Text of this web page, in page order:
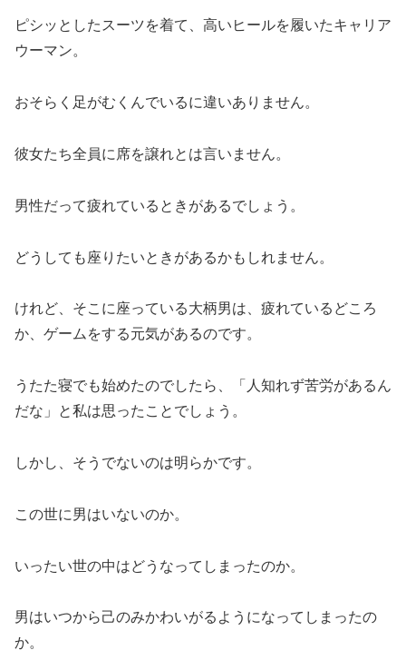
ピシッとしたスーツを着て、高いヒールを履いたキャリア
ウーマン。
おそらく足がむくんでいるに違いありません。
彼女たち全員に席を譲れとは言いません。
男性だって疲れているときがあるでしょう。
どうしても座りたいときがあるかもしれません。
けれど、そこに座っている大柄男は、疲れているどころ
か、ゲームをする元気があるのです。
うたた寝でも始めたのでしたら、「人知れず苦労があるん
だな」と私は思ったことでしょう。
しかし、そうでないのは明らかです。
この世に男はいないのか。
いったい世の中はどうなってしまったのか。
男はいつから己のみかわいがるようになってしまったの
か。